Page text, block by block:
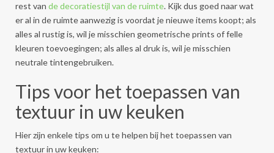
rest van de decoratiestijl van de ruimte. Kijk dus goed naar wat
er al in de ruimte aanwezig is voordat je nieuwe items koopt; als
alles al rustig is, wil je misschien geometrische prints of felle
kleuren toevoegingen; als alles al druk is, wil je misschien
neutrale tintengebruiken.
Tips voor het toepassen van
textuur in uw keuken
Hier zijn enkele tips om u te helpen bij het toepassen van
textuur in uw keuken: